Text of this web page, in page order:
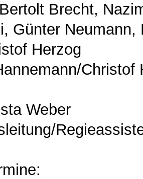
Brecht,
Günter
Herzog
Weber